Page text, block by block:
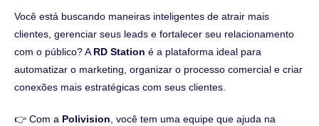
Você está buscando maneiras inteligentes de atrair mais
clientes, gerenciar seus leads e fortalecer seu relacionamento
com o público? ARD Station é a plataforma ideal para
automatizar o marketing, organizar o processo comercial e criar
conexões mais estratégicas com seus clientes.
👉 Com a Polivision, você tem uma equipe que ajuda na